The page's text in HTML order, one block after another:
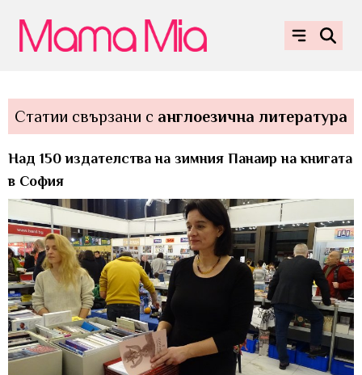
Статии свързани с англоезична литература
Над 150 издателства на зимния Панаир на книгата
в София